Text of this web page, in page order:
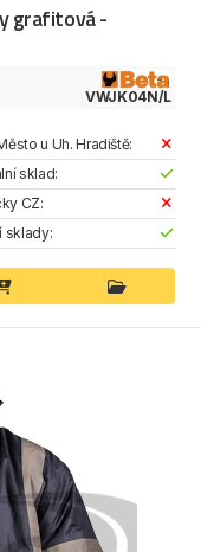
grafitová -
VWJK04N/L
u Uh. Hradiště:
sklad:
CZ:
sklady: